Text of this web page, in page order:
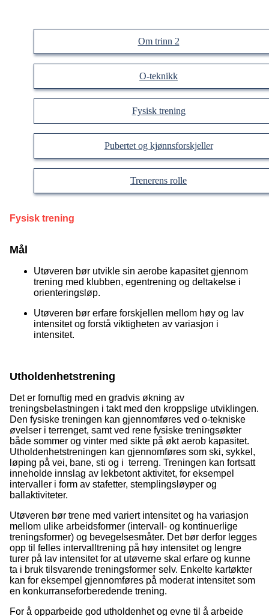
Om trinn 2
O-teknikk
Fysisk trening
Pubertet og kjønnsforskjeller
Trenerens rolle
Fysisk trening
Mål
Utøveren bør utvikle sin aerobe kapasitet gjennom
trening med klubben, egentrening og deltakelse i
orienteringsløp.
Utøveren bør erfare forskjellen mellom høy og lav
intensitet og forstå viktigheten av variasjon i
intensitet.
Utholdenhetstrening
Det er fornuftig med en gradvis økning av
treningsbelastningen i takt med den kroppslige utviklingen.
Den fysiske treningen kan gjennomføres ved o-tekniske
øvelser i terrenget, samt ved rene fysiske treningsøkter
både sommer og vinter med sikte på økt aerob kapasitet.
Utholdenhetstreningen kan gjennomføres som ski, sykkel,
løping på vei, bane, sti og i terreng. Treningen kan fortsatt
inneholde innslag av lekbetont aktivitet, for eksempel
intervaller i form av stafetter, stemplingsløyper og
ballaktiviteter.
Utøveren bør trene med variert intensitet og ha variasjon
mellom ulike arbeidsformer (intervall- og kontinuerlige
treningsformer) og bevegelsesmåter. Det bør derfor legges
opp til felles intervalltrening på høy intensitet og lengre
turer på lav intensitet for at utøverne skal erfare og kunne
ta i bruk tilsvarende treningsformer selv. Enkelte kartøkter
kan for eksempel gjennomføres på moderat intensitet som
en konkurranseforberedende trening.
For å opparbeide god utholdenhet og evne til å arbeide